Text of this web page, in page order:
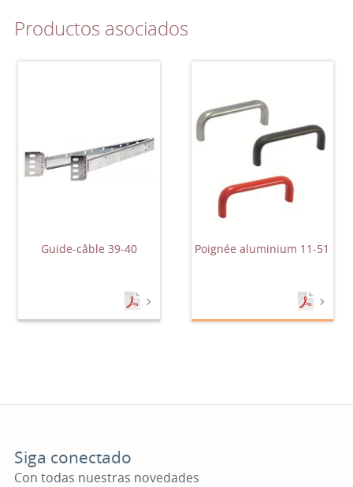
Productos asociados
Guide-câble 39-40 Poignée aluminium 11-51
Siga conectado
Con todas nuestras novedades